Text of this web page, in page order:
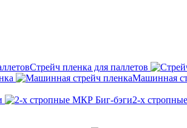
Стрейч пленка для паллетов
Машинная
2-х